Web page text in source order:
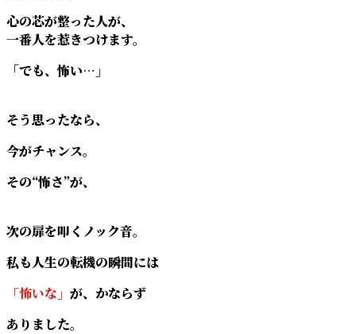
心の芯が整った人が、
一番人を惹きつけます。
「でも、怖い…」
そう思ったなら、
今がチャンス。
その“怖さ”が、
次の扉を叩くノック音。
私も人生の転機の瞬間には
「怖いな」 が、かならず
ありました。